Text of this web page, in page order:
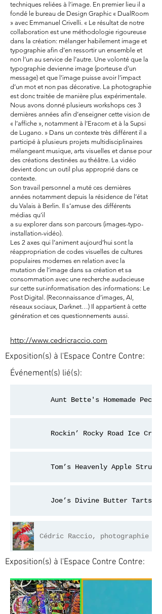
techniques reliées à l’image. En premier lieu il a
fondé le bureau de Design Graphic « DualRoom
» avec Emmanuel Crivelli. « Le résultat de notre
collaboration est une méthodologie rigoureuse
dans la création: mélanger habilement image et
typographie afin d’en ressortir un ensemble et
non l’un au service de l’autre. Une volonté que la
typographie devienne image (porteuse d’un
message) et que l’image puisse avoir l’impact
d’un mot et non pas décorative. La photographie
est donc traitée de manière plus expérimentale.
Nous avons donné plusieurs workshops ces 3
dernières années afin d’enseigner cette vision de
« l’affiche », notamment à l’Eracom et à la Supsi
de Lugano. » Dans un contexte très différent il a
participé à plusieurs projets multidisciplinaires
mélangeant musique, arts visuelles et danse pour
des créations destinées au théâtre. La vidéo
devient donc un outil plus approprié dans ce
contexte.
Son travail personnel a muté ces dernières
années notamment depuis la résidence de l’état
du Valais à Berlin. Il s’amuse des différents
médias qu’il
a su explorer dans son parcours (images-typo-
installation-vidéo).
Les 2 axes qui l’animent aujourd’hui sont la
réappropriation de codes visuelles de cultures
populaires modernes en relation avec la
mutation de l’image dans sa création et sa
consommation avec une recherche audacieuse
sur cette sur-informatisation des informations: Le
Post Digital. (Reconnaissance d’images, AI,
réseaux sociaux, Darknet…) Il appartient à cette
génération et ces questionnements aussi.
http://www.cedricraccio.com
Exposition(s) à l'Espace Contre Contre:
Événement(s) lié(s):
Aunt Bette's Homemade Pecan
Rockin’ Rocky Road Ice Cream
Tom’s Heavenly Apple Strudel
Joe’s Divine Butter Tarts
Cédric Raccio, photographie
Exposition(s) à l'Espace Contre Contre: